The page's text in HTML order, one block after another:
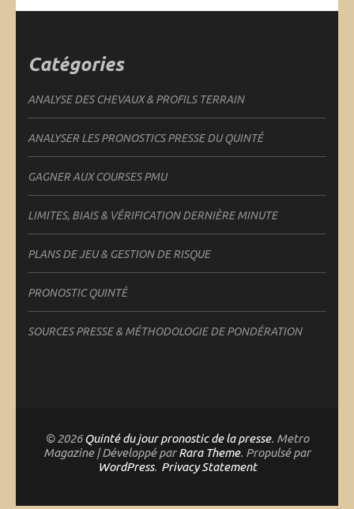
Catégories
ANALYSE DES CHEVAUX & PROFILS TERRAIN
ANALYSER LES PRONOSTICS PRESSE DU QUINTÉ
GAGNER AUX COURSES PMU
LIMITES, BIAIS & VÉRIFICATION DERNIÈRE MINUTE
PLANS DE JEU & GESTION DE RISQUE
PRONOSTIC QUINTÉ
SOURCES PRESSE & MÉTHODOLOGIE DE PONDÉRATION
© 2026Quinté du jour pronostic de la presse. Metro
Magazine | Développé parRara Theme. Propulsé par
WordPress. Privacy Statement